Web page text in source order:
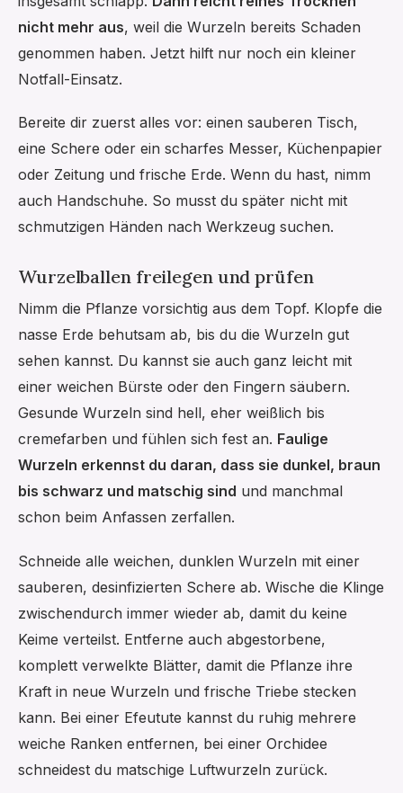
nicht mehr aus, weil die Wurzeln bereits Schaden
genommen haben. Jetzt hilft nur noch ein kleiner
Notfall-Einsatz.
Bereite dir zuerst alles vor: einen sauberen Tisch,
eine Schere oder ein scharfes Messer, Küchenpapier
oder Zeitung und frische Erde. Wenn du hast, nimm
auch Handschuhe. So musst du später nicht mit
schmutzigen Händen nach Werkzeug suchen.
Wurzelballen freilegen und prüfen
Nimm die Pflanze vorsichtig aus dem Topf. Klopfe die
nasse Erde behutsam ab, bis du die Wurzeln gut
sehen kannst. Du kannst sie auch ganz leicht mit
einer weichen Bürste oder den Fingern säubern.
Gesunde Wurzeln sind hell, eher weißlich bis
cremefarben und fühlen sich fest an. Faulige
Wurzeln erkennst du daran, dass sie dunkel, braun
bis schwarz und matschig sind und manchmal
schon beim Anfassen zerfallen.
Schneide alle weichen, dunklen Wurzeln mit einer
sauberen, desinfizierten Schere ab. Wische die Klinge
zwischendurch immer wieder ab, damit du keine
Keime verteilst. Entferne auch abgestorbene,
komplett verwelkte Blätter, damit die Pflanze ihre
Kraft in neue Wurzeln und frische Triebe stecken
kann. Bei einer Efeutute kannst du ruhig mehrere
weiche Ranken entfernen, bei einer Orchidee
schneidest du matschige Luftwurzeln zurück.